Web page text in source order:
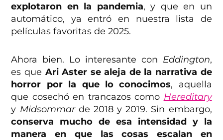
explotaron en la pandemia, y que en un
automático, ya entró en nuestra lista de
películas favoritas de 2025.
Ahora bien. Lo interesante con Eddington,
es que Ari Aster se aleja de la narrativa de
horror por la que lo conocimos, aquella
que cosechó en trancazos como Hereditary
y Midsommarde 2018 y 2019. Sin embargo,
conserva mucho de esa intensidad y la
manera en que las cosas escalan en